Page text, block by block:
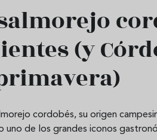
(y
cordobés, su origen
uno de los grandes iconos